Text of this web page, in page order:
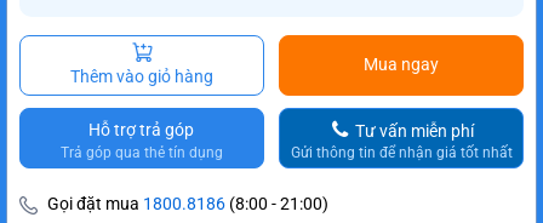
Thêm vào giỏ hàng
Mua ngay
Hỗ trợ trả góp
Trả góp qua thẻ tín dụng
Tư vấn miễn phí
Gửi thông tin để nhận giá tốt nhất
Gọi đặt mua 1800.8186 (8:00 - 21:00)